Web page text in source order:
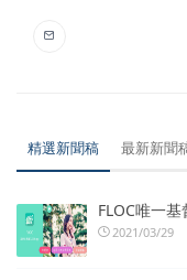
精選新聞稿 最新新聞
FLOC唯一
2021/03/29